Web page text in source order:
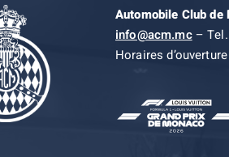
Automobile Club de
info@acm.mc– Tel.
Horaires